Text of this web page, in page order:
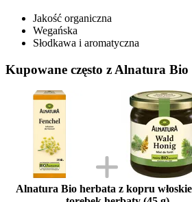
Jakość organiczna
Wegańska
Słodkawa i aromatyczna
Kupowane często z Alnatura Bio
Alnatura Bio herbata z kopru